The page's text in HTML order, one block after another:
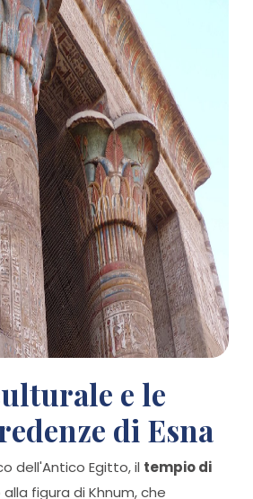
e le
di Esna
dell'Antico Egitto, il tempio di
figura di Khnum, che